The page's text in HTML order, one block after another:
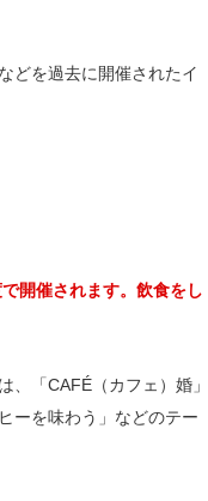
どを過去に開催されたイ
開催されます。飲食をし
「CAFÉ（カフェ）婚」
ーを味わう」などのテー